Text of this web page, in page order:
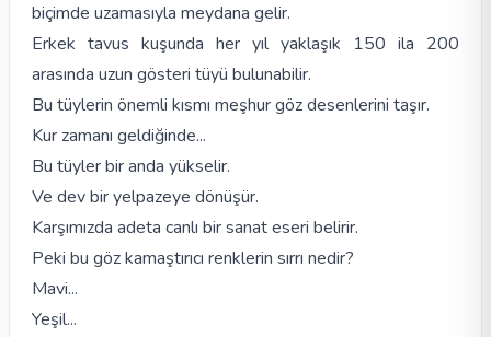
biçimde uzamasıyla meydana gelir.
Erkek tavus kuşunda her yıl yaklaşık 150 ila 200
arasında uzun gösteri tüyü bulunabilir.
Bu tüylerin önemli kısmı meşhur göz desenlerini taşır.
Kur zamanı geldiğinde...
Bu tüyler bir anda yükselir.
Ve dev bir yelpazeye dönüşür.
Karşımızda adeta canlı bir sanat eseri belirir.
Peki bu göz kamaştırıcı renklerin sırrı nedir?
Mavi...
Yeşil...